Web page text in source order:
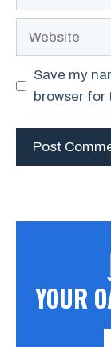
Website
Save my
browser for
YOUR